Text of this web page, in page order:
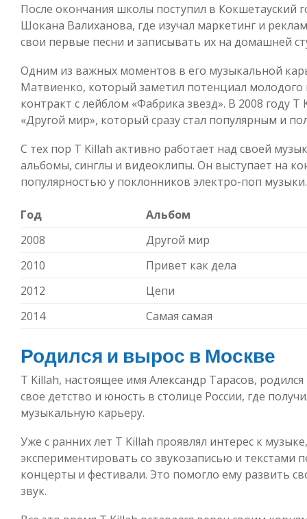
После окончания школы поступил в Кокшетауский
Шокана Валиханова, где изучал маркетинг и
свои первые песни и записывать их на домашней
Одним из важных моментов в его музыкальной
Матвиенко, который заметил потенциал молодого
контракт с лейблом «Фабрика звезд». В 2008 году
«Другой мир», который сразу стал популярным и
С тех пор T Killah активно работает над своей
альбомы, синглы и видеоклипы. Он выступает на
популярностью у поклонников электро-поп музыки.
Год
Альбом
2008
Другой мир
2010
Привет как дела
2012
Цепи
2014
Самая самая
Родился и вырос в Москве
T Killah, настоящее имя Александр Тарасов,
свое детство и юность в столице России, где
музыкальную карьеру.
Уже с ранних лет Т Killah проявлял интерес к
экспериментировать со звукозаписью и текстами
концерты и фестивали. Это помогло ему развить
звук.